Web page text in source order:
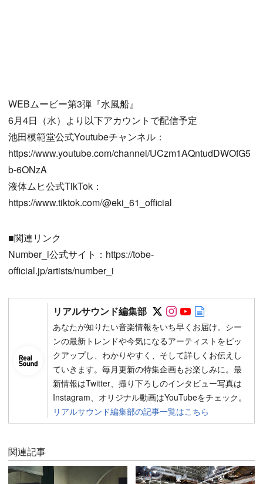
WEBムービー第3弾『水風船』
6月4日（水）より以下アカウントで配信予定
池田模範堂公式Youtubeチャンネル：
https://www.youtube.com/channel/UCzm1AQntudDWOfG5
b-6ONzA
液体ムヒ公式TikTok：
https://www.tiktok.com/@eki_61_official
■関連リンク
Number_i公式サイト：https://tobe-
official.jp/artists/number_i
リアルサウンド編集部 Follow on SNS
Follow on SNS
Follow on
あなたが知りたい音楽情報をいち早くお届け。シー
ンの最新トレンドや今気になるアーティストをピッ
クアップし、わかりやすく、そして詳しくお伝えし
ていきます。毎月更新の特集企画もお楽しみに。最
新情報はTwitter、撮り下ろしのインタビュー写真は
Instagram、オリジナル動画はYouTubeをチェック。
リアルサウンド編集部の記事一覧はこちら
関連記事